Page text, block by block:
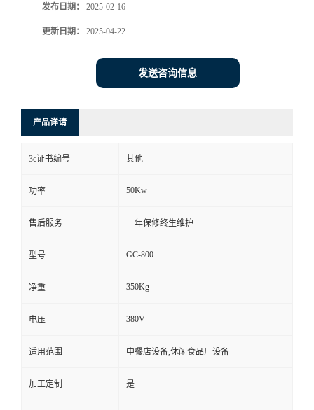
发布日期： 2025-02-16
更新日期： 2025-04-22
发送咨询信息
产品详请
3c证书编号 其他
功率 50Kw
售后服务 一年保修终生维护
型号 GC-800
净重 350Kg
电压 380V
适用范围 中餐店设备,休闲食品厂设备
加工定制 是